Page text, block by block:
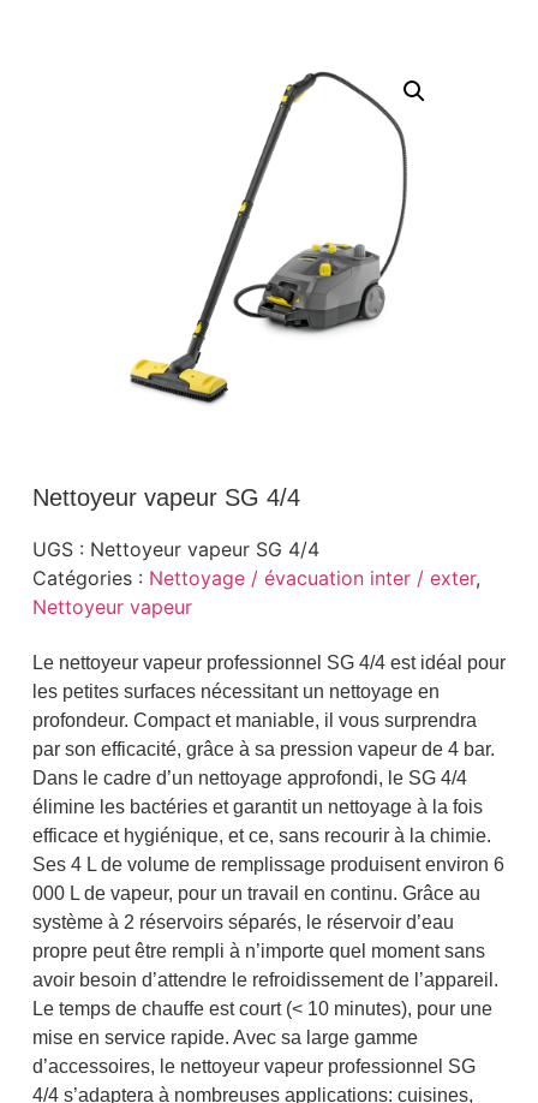
Nettoyeur vapeur SG 4/4
UGS : Nettoyeur vapeur SG 4/4
Catégories : Nettoyage / évacuation inter / exter,
Nettoyeur vapeur
Le nettoyeur vapeur professionnel SG 4/4 est idéal pour
les petites surfaces nécessitant un nettoyage en
profondeur. Compact et maniable, il vous surprendra
par son efficacité, grâce à sa pression vapeur de 4 bar.
Dans le cadre d’un nettoyage approfondi, le SG 4/4
élimine les bactéries et garantit un nettoyage à la fois
efficace et hygiénique, et ce, sans recourir à la chimie.
Ses 4 L de volume de remplissage produisent environ 6
000 L de vapeur, pour un travail en continu. Grâce au
système à 2 réservoirs séparés, le réservoir d’eau
propre peut être rempli à n’importe quel moment sans
avoir besoin d’attendre le refroidissement de l’appareil.
Le temps de chauffe est court (< 10 minutes), pour une
mise en service rapide. Avec sa large gamme
d’accessoires, le nettoyeur vapeur professionnel SG
4/4 s’adaptera à nombreuses applications: cuisines,